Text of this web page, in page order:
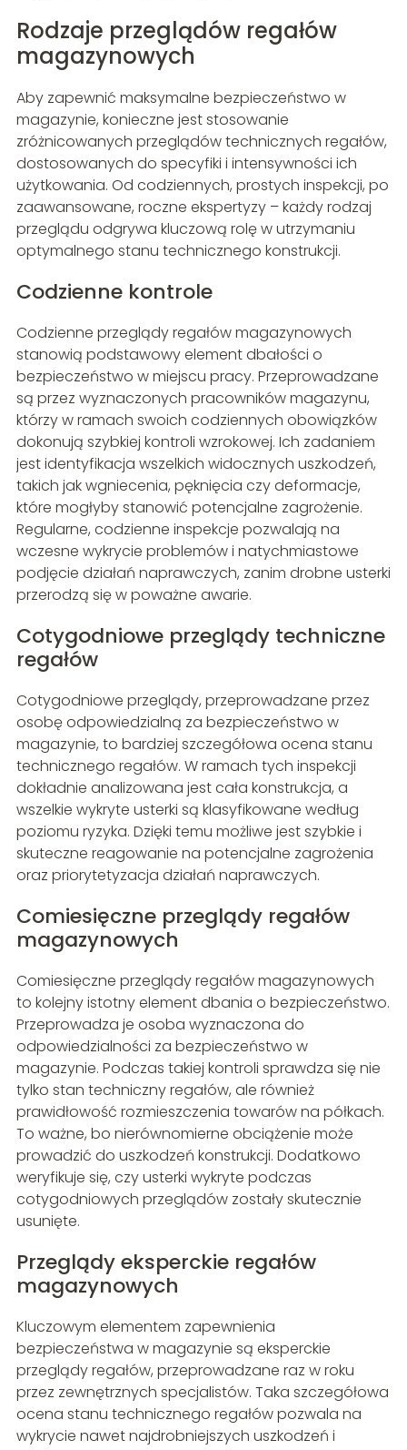
Rodzaje przeglądów regałów
magazynowych
Aby zapewnić maksymalne bezpieczeństwo w
magazynie, konieczne jest stosowanie
zróżnicowanych przeglądów technicznych regałów,
dostosowanych do specyfiki i intensywności ich
użytkowania. Od codziennych, prostych inspekcji, po
zaawansowane, roczne ekspertyzy – każdy rodzaj
przeglądu odgrywa kluczową rolę w utrzymaniu
optymalnego stanu technicznego konstrukcji.
Codzienne kontrole
Codzienne przeglądy regałów magazynowych
stanowią podstawowy element dbałości o
bezpieczeństwo w miejscu pracy. Przeprowadzane
są przez wyznaczonych pracowników magazynu,
którzy w ramach swoich codziennych obowiązków
dokonują szybkiej kontroli wzrokowej. Ich zadaniem
jest identyfikacja wszelkich widocznych uszkodzeń,
takich jak wgniecenia, pęknięcia czy deformacje,
które mogłyby stanowić potencjalne zagrożenie.
Regularne, codzienne inspekcje pozwalają na
wczesne wykrycie problemów i natychmiastowe
podjęcie działań naprawczych, zanim drobne usterki
przerodzą się w poważne awarie.
Cotygodniowe przeglądy techniczne
regałów
Cotygodniowe przeglądy, przeprowadzane przez
osobę odpowiedzialną za bezpieczeństwo w
magazynie, to bardziej szczegółowa ocena stanu
technicznego regałów. W ramach tych inspekcji
dokładnie analizowana jest cała konstrukcja, a
wszelkie wykryte usterki są klasyfikowane według
poziomu ryzyka. Dzięki temu możliwe jest szybkie i
skuteczne reagowanie na potencjalne zagrożenia
oraz priorytetyzacja działań naprawczych.
Comiesięczne przeglądy regałów
magazynowych
Comiesięczne przeglądy regałów magazynowych
to kolejny istotny element dbania o bezpieczeństwo.
Przeprowadza je osoba wyznaczona do
odpowiedzialności za bezpieczeństwo w
magazynie. Podczas takiej kontroli sprawdza się nie
tylko stan techniczny regałów, ale również
prawidłowość rozmieszczenia towarów na półkach.
To ważne, bo nierównomierne obciążenie może
prowadzić do uszkodzeń konstrukcji. Dodatkowo
weryfikuje się, czy usterki wykryte podczas
cotygodniowych przeglądów zostały skutecznie
usunięte.
Przeglądy eksperckie regałów
magazynowych
Kluczowym elementem zapewnienia
bezpieczeństwa w magazynie są eksperckie
przeglądy regałów, przeprowadzane raz w roku
przez zewnętrznych specjalistów. Taka szczegółowa
ocena stanu technicznego regałów pozwala na
wykrycie nawet najdrobniejszych uszkodzeń i